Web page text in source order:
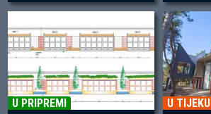
U PRIPREMI U TIJEKU